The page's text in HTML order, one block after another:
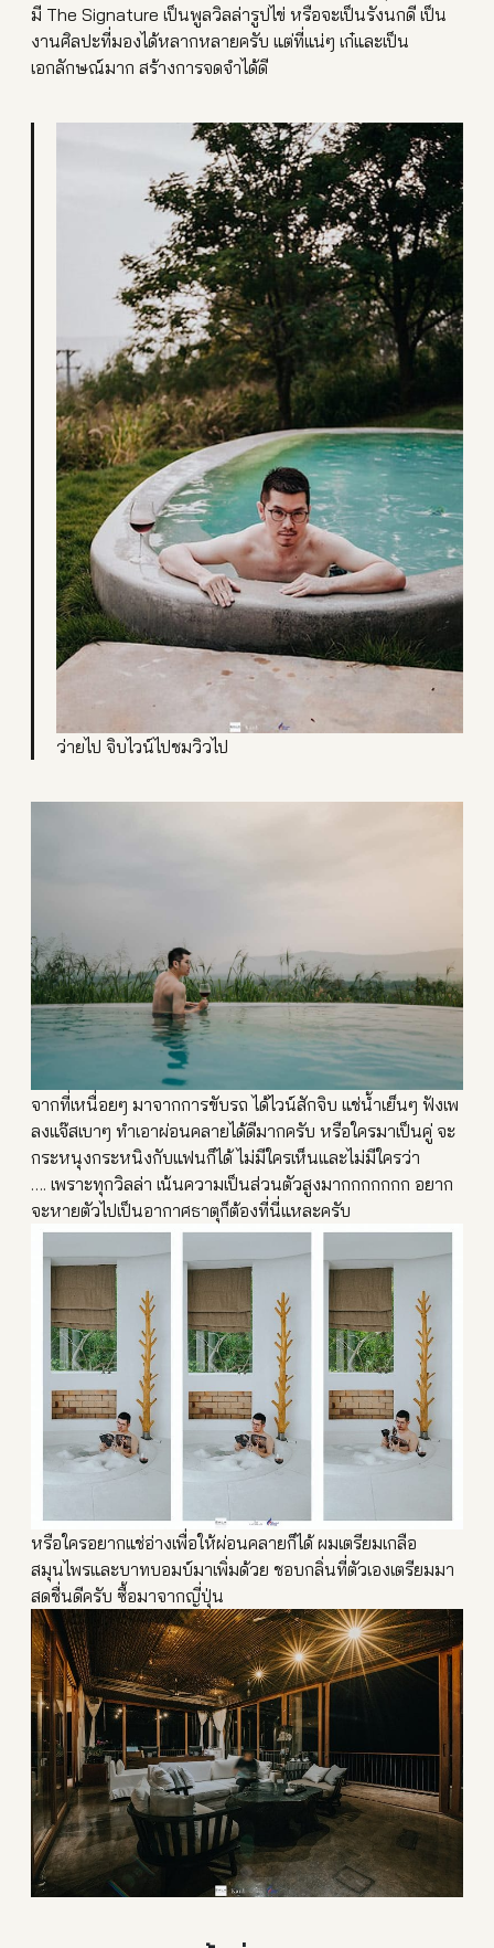
มี The Signature เป็นพูลวิลล่ารูปไข่ หรือจะเป็นรังนกดี เป็น
งานศิลปะที่มองได้หลากหลายครับ แต่ที่แน่ๆ เก๋และเป็น
เอกลักษณ์มาก สร้างการจดจำได้ดี
ว่ายไป จิบไวน์ไปชมวิวไป
จากที่เหนื่อยๆ มาจากการขับรถ ได้ไวน์สักจิบ แช่น้ำเย็นๆ ฟังเพ
ลงแจ๊สเบาๆ ทำเอาผ่อนคลายได้ดีมากครับ หรือใครมาเป็นคู่ จะ
กระหนุงกระหนิงกับแฟนก็ได้ ไม่มีใครเห็นและไม่มีใครว่า
…. เพราะทุกวิลล่า เน้นความเป็นส่วนตัวสูงมากกกกกกก อยาก
จะหายตัวไปเป็นอากาศธาตุก็ต้องที่นี่แหละครับ
หรือใครอยากแช่อ่างเพื่อให้ผ่อนคลายก็ได้ ผมเตรียมเกลือ
สมุนไพรและบาทบอมบ์มาเพิ่มด้วย ชอบกลิ่นที่ตัวเองเตรียมมา
สดชื่นดีครับ ซื้อมาจากญี่ปุ่น